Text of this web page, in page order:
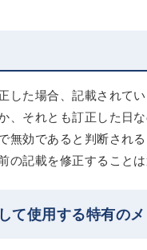
した場合、記載されて
、それとも訂正した日
無効であると判断され
記載を修正することは
使用する特有のメ